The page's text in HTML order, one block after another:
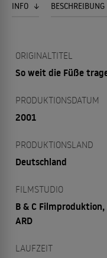
INFO BESCHREIBUNG
ORIGINALTITEL
So weit die Füße
PRODUKTIONSDATUM
2001
PRODUKTIONSLAND
Deutschland
FILMSTUDIO
B & C
ARD
LAUFZEIT